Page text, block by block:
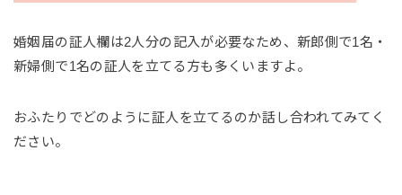
婚姻届の証人欄は2人分の記入が必要なため、新郎側で1名・
新婦側で1名の証人を立てる方も多くいますよ。
おふたりでどのように証人を立てるのか話し合われてみてく
ださい。